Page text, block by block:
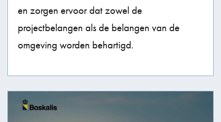
en zorgen ervoor dat zowel de
projectbelangen als de belangen van de
omgeving worden behartigd.